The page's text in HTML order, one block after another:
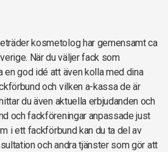
kosmetolog har gemensamt ca
När du väljer fack som
en god idé att även kolla med dina
och vilken a-kassa de är
du även aktuella erbjudanden och
och fackföreningar anpassade just
i ett fackförbund kan du ta del av
och andra tjänster som gör att